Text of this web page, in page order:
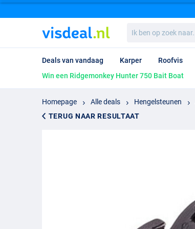
ben
op
naar...
Deals van vandaag Karper Roofvis
Win een Ridgemonkey Hunter 750 Bait Boat
Homepage Alle deals Hengelsteunen
TERUG NAAR RESULTAAT